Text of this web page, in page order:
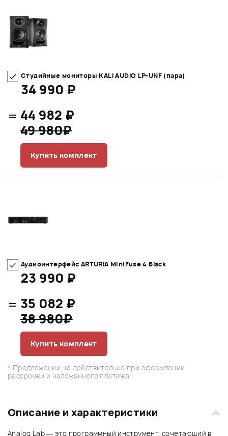
Студийные мониторы KALI AUDIO LP-UNF (пара)
34 990 ₽
= 44 982 ₽
49 980₽
Купить комплект
Аудиоинтерфейс ARTURIA MiniFuse 4 Black
23 990 ₽
= 35 082 ₽
38 980₽
Купить комплект
* Предложении не действительно при оформлении
рассрочки и наложенного платежа
Описание и характеристики
Analog Lab — это программный инструмент, сочетающий в